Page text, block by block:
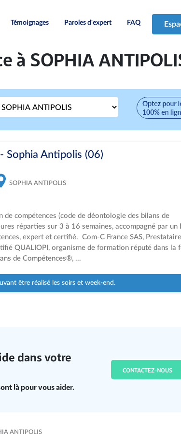
Témoignages Paroles d'expert FAQ
à SOPHIA
Sophia Antipolis (06)
SOPHIA ANTIPOLIS
de compétences (code de déontologie des bilans de
réparties sur 3 à 16 semaines, accompagné par un
expert et certifié. Com-C France SAS,
QUALIOPI, organisme de formation réputé dans la
de Compétences®, ...
être réalisé les soirs et week-end.
dans votre
là pour vous aider.
CONTACTEZ-NOUS
ANTIPOLIS